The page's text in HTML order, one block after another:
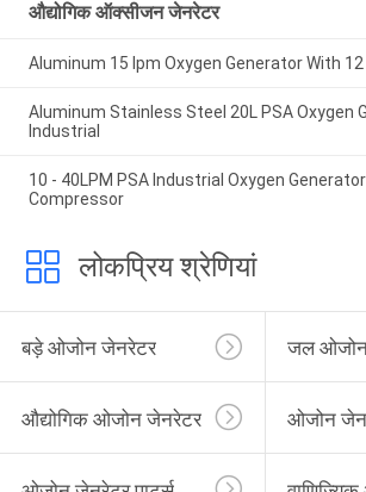
औद्योगिक ऑक्सीजन जेनरेटर
Aluminum 15 lpm Oxygen Generator With 12
Aluminum Stainless Steel 20L PSA Oxygen
Industrial
10 - 40LPM PSA Industrial Oxygen
Compressor
लोकप्रिय श्रेणियां
बड़े ओजोन जेनरेटर जल
औद्योगिक ओजोन जेनरेटर ओजोन